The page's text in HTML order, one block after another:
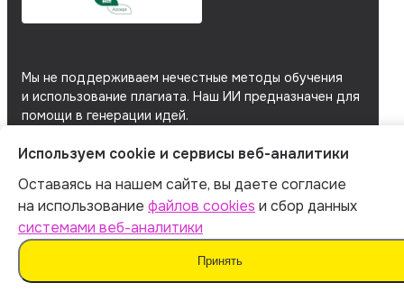
Мы не поддерживаем нечестные методы обучения
и использование плагиата. Наш ИИ предназначен для
помощи в генерации идей.
подход поможет сохранить оригинальность
Мы используемфайлы cookieисервисы веб-
аналитикидля персонализации сервисов
и повышения удобства пользования сайтом.
Если вы не согласны на их использование, поменяйте
настройки браузера.
Используем cookie и сервисы веб-аналитики
Оставаясь на нашем сайте, вы даете согласие
на использование файлов cookies и сбор данных
системами веб-аналитики
Принять